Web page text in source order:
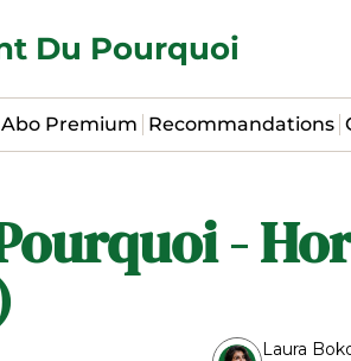
Du Pourquoi
Abo Premium Recommandations
-
Laura